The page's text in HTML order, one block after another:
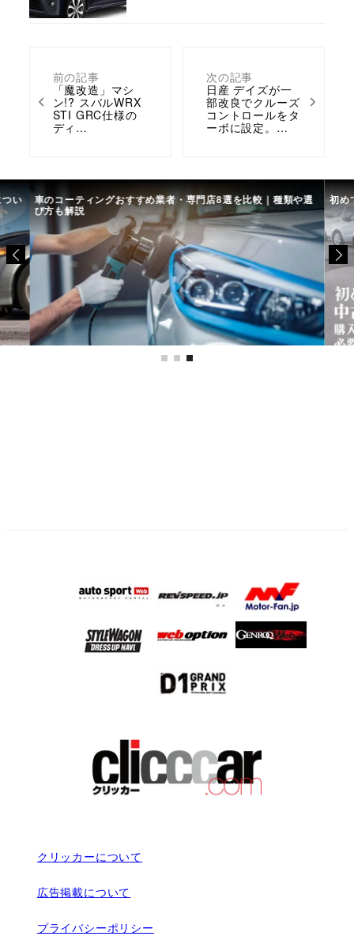
前の記事
「魔改造」マシ
ン!? スバルWRX
STI GRC仕様の
ディ…
次の記事
日産 デイズが一
部改良でクルーズ
コントロールをタ
ーボに設定。…
い 車のコーティングおすすめ業者・専門店8選を比較｜種類や選
び方も解説
初め
クリッカーについて
広告掲載について
プライバシーポリシー